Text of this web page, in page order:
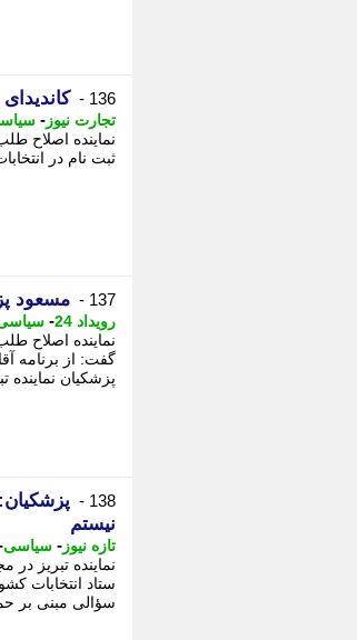
136 -
تجارت نیوز -
نماینده اصلاح
ثبت نام در
137 - مسعود
رویداد 24 -
نماینده اصلاح
پزشکیان نماینده
138 -
نیستم
تازه نیوز - سیاسی
نماینده تبریز
ستاد انتخابات
سؤالی مبنی بر